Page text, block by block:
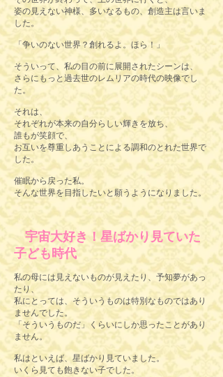
姿の見えない神様、多いなるもの、創造主は言いま
した。
「争いのない世界？創れるよ。ほら！」
そういって、私の目の前に展開されたシーンは、
さらにもっと過去世のレムリアの時代の映像でし
た。
それは、
それぞれが本来の自分らしい輝きを放ち、
誰もが笑顔で、
お互いを尊重しあうことによる調和のとれた世界で
した。
催眠から戻った私。
そんな世界を目指したいと願うようになりました。
宇宙大好き！星ばかり見ていた
子ども時代
私の母には見えないものが見えたり、予知夢があっ
たり、
私にとっては、そういうものは特別なものではあり
ませんでした。
「そういうものだ」くらいにしか思ったことがあり
ません。
私はといえば、星ばかり見ていました。
いくら見ても飽きない子でした。